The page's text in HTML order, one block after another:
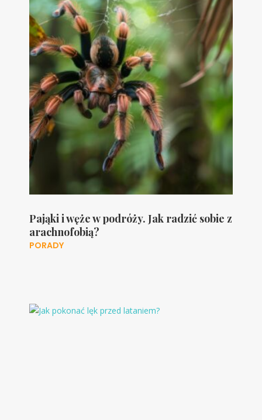
Pająki i węże w podróży. Jak radzić sobie z
arachnofobią?
PORADY